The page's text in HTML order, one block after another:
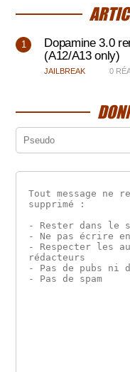
Dopamine 3.0
(A12/A13 only)
JAILBREAK 0